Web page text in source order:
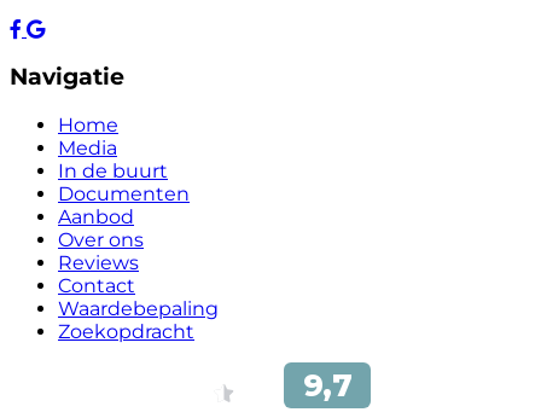
Navigatie
Home
Media
In de buurt
Documenten
Aanbod
Over ons
Reviews
Contact
Waardebepaling
Zoekopdracht